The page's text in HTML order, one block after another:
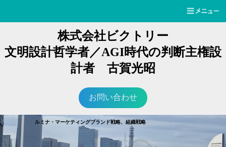
株式会社ビクトリー
文明設計哲学者／AGI時代の判断主権設
計者 古賀光昭
お問い合わせ
ルミナ・マーケティングブランド戦略、組織戦略